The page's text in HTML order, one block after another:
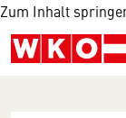
Zum Inhalt